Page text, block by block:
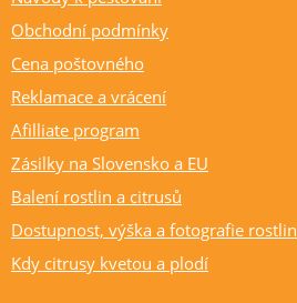
Obchodní podmínky
Cena poštovného
Reklamace a vrácení
Afilliate program
Zásilky na Slovensko a EU
Balení rostlin a citrusů
Dostupnost, výška a fotografie rostlin
Kdy citrusy kvetou a plodí